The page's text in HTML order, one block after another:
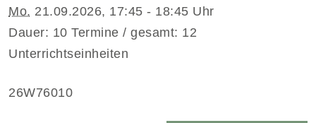
Mo. 21.09.2026, 17:45 - 18:45 Uhr
Dauer: 10 Termine / gesamt: 12
Unterrichtseinheiten
26W76010